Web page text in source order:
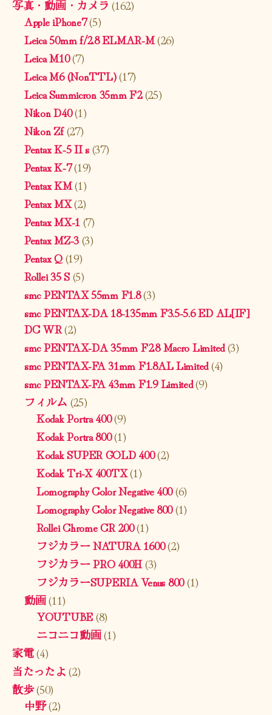
写真・動画・カメラ (162)
Apple iPhone7(5)
Leica 50mm f/2.8 ELMAR-M(26)
Leica M10(7)
Leica M6 (NonTTL)(17)
Leica Summicron 35mm F2(25)
Nikon D40(1)
Nikon Zf(27)
Pentax K-5 II s(37)
Pentax K-7(19)
Pentax KM(1)
Pentax MX(2)
Pentax MX-1 (7)
Pentax MZ-3(3)
Pentax Q(19)
Rollei 35 S(5)
smc PENTAX 55mm F1.8(3)
smc PENTAX-DA 18-135mm F3.5-5.6 ED AL[IF]
DC WR(2)
smc PENTAX-DA 35mm F2.8 Macro Limited(3)
smc PENTAX-FA 31mm F1.8AL Limited(4)
smc PENTAX-FA 43mm F1.9 Limited(9)
フィルム (25)
Kodak Portra 400(9)
Kodak Portra 800(1)
Kodak SUPER GOLD 400(2)
Kodak Tri-X 400TX(1)
Lomography Color Negative 400(6)
Lomography Color Negative 800(1)
Rollei Chrome CR 200(1)
フジカラー NATURA 1600(2)
フジカラー PRO 400H(3)
フジカラーSUPERIA Venus 800(1)
動画(11)
YOUTUBE(8)
ニコニコ動画(1)
家電(4)
当たったよ(2)
散歩(50)
中野(2)